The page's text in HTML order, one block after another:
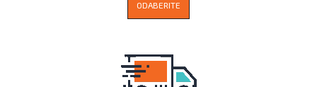
ODABERITE